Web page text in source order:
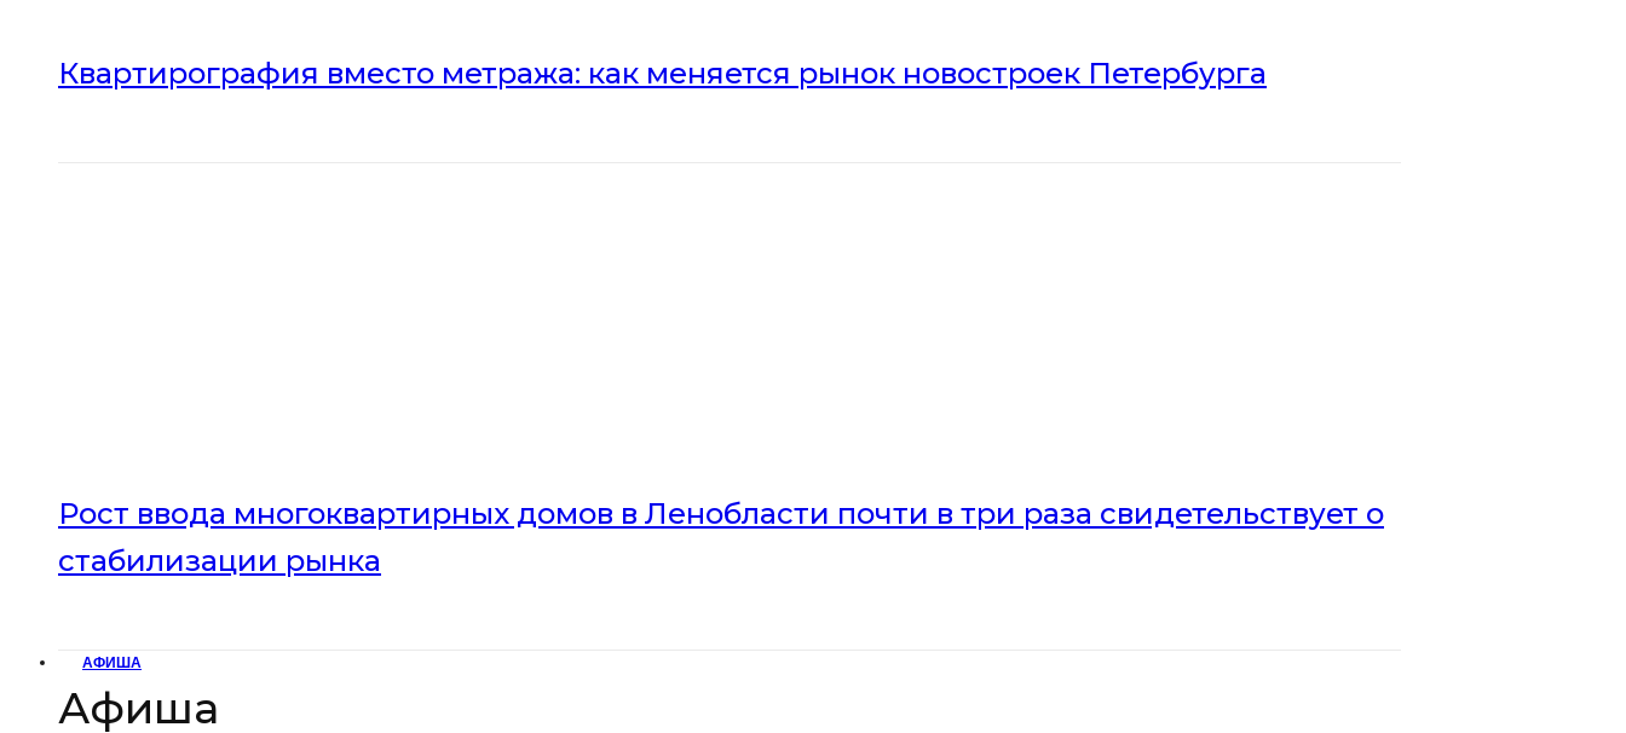
Квартирография вместо метража: как меняется рынок новостроек Петербурга
Рост ввода многоквартирных домов в Ленобласти почти в три раза свидетельствует о
стабилизации рынка
АФИША
Афиша